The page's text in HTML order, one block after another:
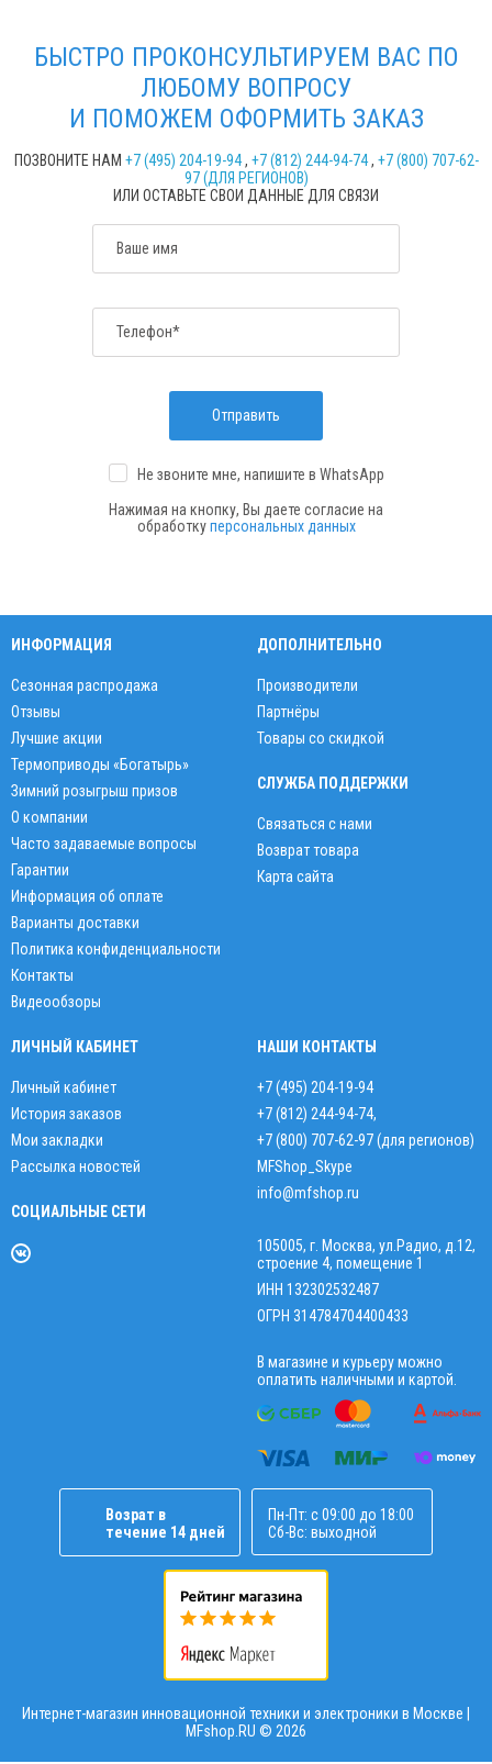
БЫСТРО ПРОКОНСУЛЬТИРУЕМ ВАС ПО
ЛЮБОМУ ВОПРОСУ
И ПОМОЖЕМ ОФОРМИТЬ ЗАКАЗ
ПОЗВОНИТЕ НАМ +7 (495) 204-19-94, +7 (812) 244-94-74, +7 (800) 707-62-
97 (ДЛЯ РЕГИОНОВ)
ИЛИ ОСТАВЬТЕ СВОИ ДАННЫЕ ДЛЯ СВЯЗИ
Ваше имя
Телефон*
Отправить
Не звоните мне, напишите в WhatsApp
Нажимая на кнопку, Вы даете согласие на
обработкуперсональных данных
ИНФОРМАЦИЯ
Сезонная распродажа
Отзывы
Лучшие акции
Термоприводы «Богатырь»
Зимний розыгрыш призов
О компании
Часто задаваемые вопросы
Гарантии
Информация об оплате
Варианты доставки
Политика конфиденциальности
Контакты
Видеообзоры
ДОПОЛНИТЕЛЬНО
Производители
Партнёры
Товары со скидкой
СЛУЖБА ПОДДЕРЖКИ
Связаться с нами
Возврат товара
Карта сайта
ЛИЧНЫЙ КАБИНЕТ
Личный кабинет
История заказов
Мои закладки
Рассылка новостей
СОЦИАЛЬНЫЕ СЕТИ
НАШИ КОНТАКТЫ
+7 (495) 204-19-94
+7 (812) 244-94-74,
+7 (800) 707-62-97 (для регионов)
MFShop_Skype
info@mfshop.ru
105005, г. Москва, ул.Радио, д.12,
строение 4, помещение 1
ИНН 132302532487
ОГРН 314784704400433
В магазине и курьеру можно
оплатить наличными и картой.
Возрат в
течение 14 дней
Пн-Пт: с 09:00 до 18:00
Сб-Вс: выходной
Интернет-магазин инновационной техники и электроники в Москве |
MFshop.RU © 2026